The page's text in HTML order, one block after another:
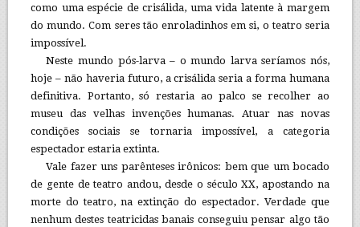
como uma espécie de crisálida, uma vida latente à margem
do mundo. Com seres tão enroladinhos em si, o teatro seria
impossível.
Neste mundo pós-larva – o mundo larva seríamos nós,
hoje – não haveria futuro, a crisálida seria a forma humana
definitiva. Portanto, só restaria ao palco se recolher ao
museu das velhas invenções humanas. Atuar nas novas
condições sociais se tornaria impossível, a categoria
espectador estaria extinta.
Vale fazer uns parênteses irônicos: bem que um bocado
de gente de teatro andou, desde o século XX, apostando na
morte do teatro, na extinção do espectador. Verdade que
nenhum destes teatricidas banais conseguiu pensar algo tão